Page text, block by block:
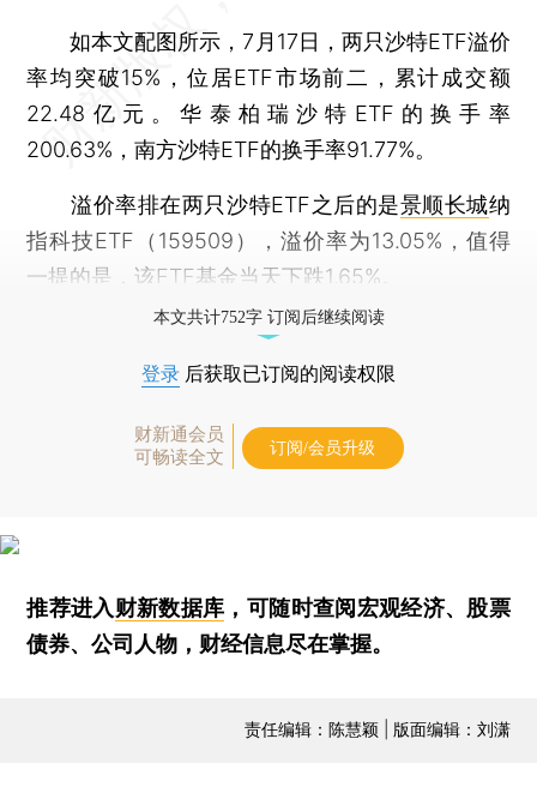
如本文配图所示，7月17日，两只沙特ETF溢价
率均突破15%，位居ETF市场前二，累计成交额
22.48亿元。华泰柏瑞沙特ETF的换手率
200.63%，南方沙特ETF的换手率91.77%。
溢价率排在两只沙特ETF之后的是景顺长城纳
指科技ETF（159509），溢价率为13.05%，值得
一提的是，该ETF基金当天下跌1.65%。
本文共计752字 订阅后继续阅读
登录 后获取已订阅的阅读权限
财新通会员
可畅读全文
订阅/会员升级
推荐进入财新数据库 ，可随时查阅宏观经济、股票
债券、公司人物，财经信息尽在掌握。
责任编辑：陈慧颖 | 版面编辑：刘潇